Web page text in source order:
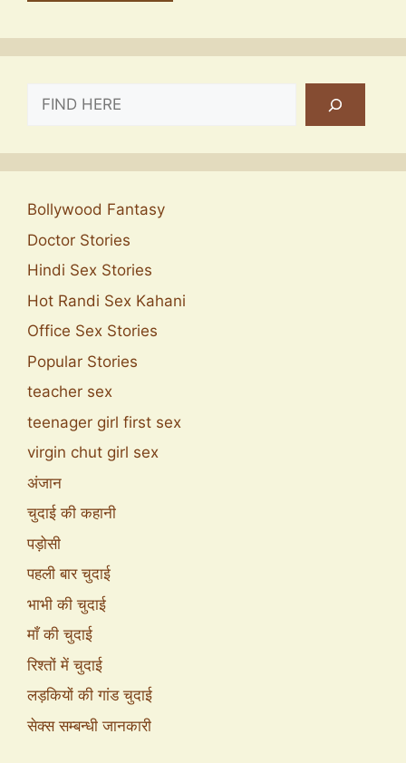
SEARCH
Bollywood Fantasy
Doctor Stories
Hindi Sex Stories
Hot Randi Sex Kahani
Office Sex Stories
Popular Stories
teacher sex
teenager girl first sex
virgin chut girl sex
अंजान
चुदाई की कहानी
पड़ोसी
पहली बार चुदाई
भाभी की चुदाई
माँ की चुदाई
रिश्तों में चुदाई
लड़कियों की गांड चुदाई
सेक्स सम्बन्धी जानकारी